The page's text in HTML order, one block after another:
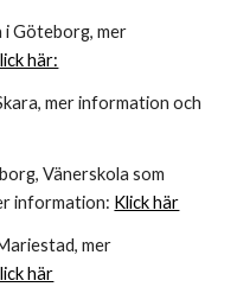
Göteborg, mer
här:
mer information och
Vänerskola som
information: Klick här
mer
här